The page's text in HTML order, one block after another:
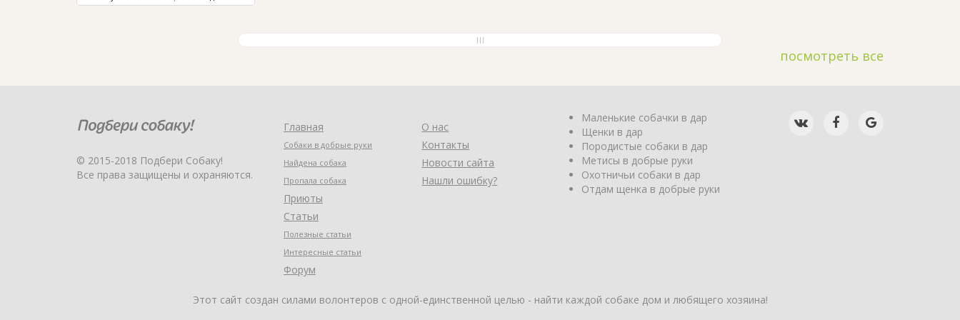
посмотреть все
© 2015-2018 Подбери Собаку!
Все права защищены и охраняются.
Главная
Собаки в добрые руки
Найдена собака
Пропала собака
Приюты
Статьи
Полезные статьи
Интересные статьи
Форум
О нас
Контакты
Новости сайта
Нашли ошибку?
Маленькие собачки в дар
Щенки в дар
Породистые собаки в дар
Метисы в добрые руки
Охотничьи собаки в дар
Отдам щенка в добрые руки
Этот сайт создан силами волонтеров с одной-единственной целью - найти каждой собаке дом и любящего хозяина!